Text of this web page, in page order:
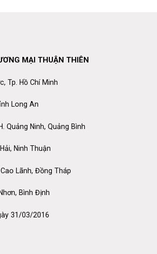
MẠI THUẬN THIÊN
Tp. Hồ Chí Minh
Long An
Quảng Ninh, Quảng Bình
Ninh Thuận
Lãnh, Đồng Tháp
Bình Định
31/03/2016